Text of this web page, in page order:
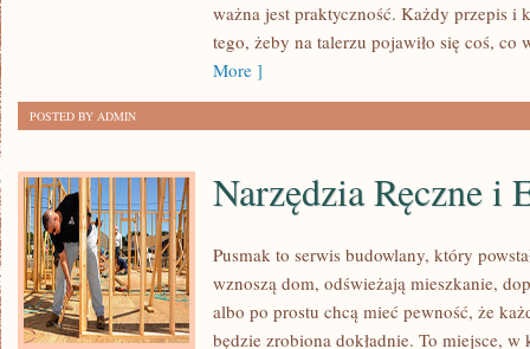
ważna jest praktyczność. Każdy przepis i
tego, żeby na talerzu pojawiło się coś, co
More ]
POSTED BY ADMIN
Narzędzia Ręczne i
Pusmak to serwis budowlany, który
wznoszą dom, odświeżają mieszkanie,
albo po prostu chcą mieć pewność, że
będzie zrobiona dokładnie. To miejsce,